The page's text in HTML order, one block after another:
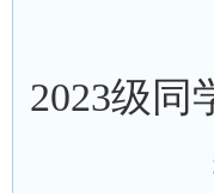
2023级同